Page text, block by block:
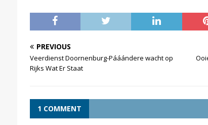
PREVIOUS
Veerdienst Doornenburg-Pááándere wacht op
Rijks Wat Er Staat
1 COMMENT